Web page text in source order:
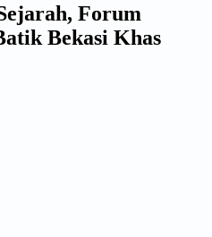
Forum
Bekasi Khas